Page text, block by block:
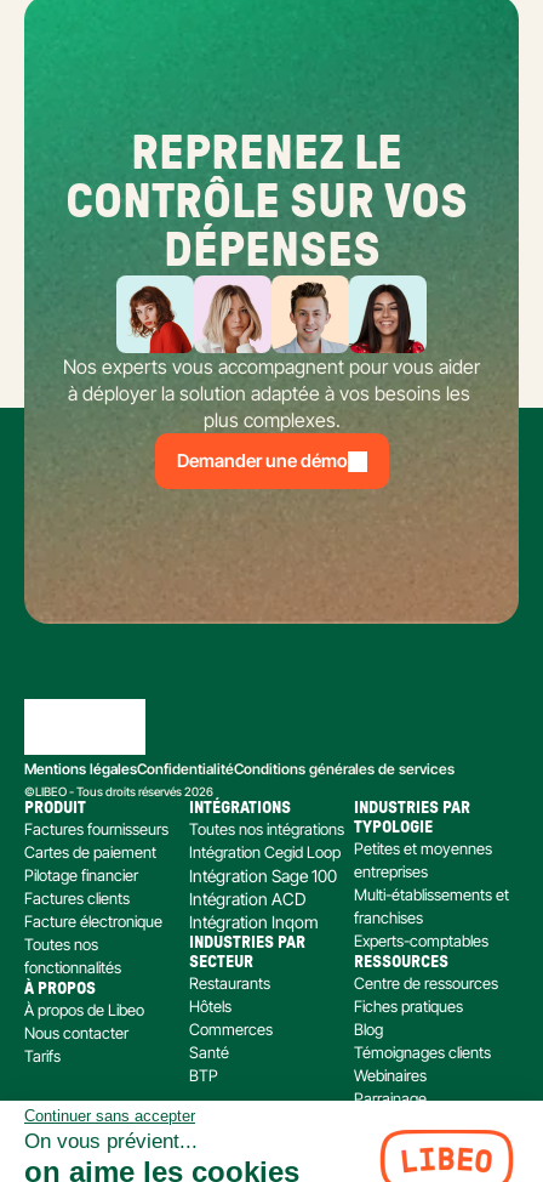
REPRENEZ LE
CONTRÔLE SUR VOS
DÉPENSES
Nos experts vous accompagnent pour vous aider
à déployer la solution adaptée à vos besoins les
plus complexes.
Demander une démo
Mentions légalesConfidentialitéConditions générales de services
©LIBEO - Tous droits réservés 2026
Libeo, société par actions simplifiée immatriculée au RCS de Créteil, dont le siège social
est situé au 112 Avenue de Paris, 94300 Vincennes, est enregistré auprès de l’Organisme
PRODUIT
Factures fournisseurs
Cartes de paiement
Pilotage financier
Factures clients
Facture électronique
Toutes nos
fonctionnalités
À PROPOS
À propos de Libeo
Nous contacter
Tarifs
INTÉGRATIONS
Toutes nos intégrations
Intégration Cegid Loop
Intégration Sage 100
Intégration ACD
Intégration Inqom
INDUSTRIES PAR
SECTEUR
Restaurants
Hôtels
Commerces
Santé
BTP
INDUSTRIES PAR
TYPOLOGIE
Petites et moyennes
entreprises
Multi-établissements et
franchises
Experts-comptables
RESSOURCES
Centre de ressources
Fiches pratiques
Blog
Témoignages clients
Webinaires
Parrainage
Continuer sans accepter
On vous prévient...
on aime les cookies